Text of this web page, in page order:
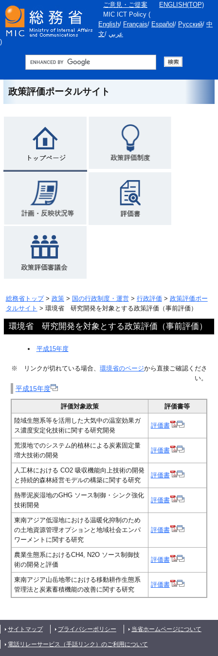
ご意見・ご提案
ENGLISH(TOP)
MIC ICT Policy (
English/ Français/ Español / Русский/ 中
文/ عربي
)
政策評価ポータルサイト
総務省トップ> 政策> 国の行政制度・運営> 行政評価 > 政策評価ポー
タルサイト > 環境省 研究開発を対象とする政策評価（事前評価）
環境省 研究開発を対象とする政策評価（事前評価）
平成15年度
※ リンクが切れている場合、環境省のページから直接ご確認くださ
い。
平成15年度
評価対象政策
評価書等
陸域生態系等を活用した大気中の温室効果ガ
ス濃度安定化技術に関する研究開発
評価書
荒漠地でのシステム的植林による炭素固定量
増大技術の開発
評価書
人工林における CO2 吸収機能向上技術の開発
と持続的森林経営モデルの構築に関する研究
評価書
熱帯泥炭湿地のGHG ソース制御・シンク強化
技術開発
評価書
東南アジア低湿地における温暖化抑制のため
の土地資源管理オプションと地域社会エンパ
ワーメントに関する研究
評価書
農業生態系におけるCH4, N2O ソース制御技
術の開発と評価
評価書
東南アジア山岳地帯における移動耕作生態系
管理法と炭素蓄積機能の改善に関する研究
評価書
サイトマップ プライバシーポリシー 当省ホームページについて
電話リレーサービス（手話リンク）のご利用について